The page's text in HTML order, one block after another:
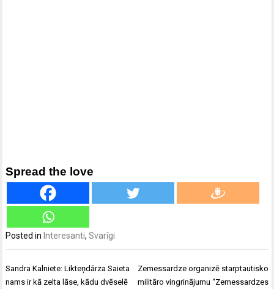
Spread the love
Posted in Interesanti,Svarīgi
Ziņu
izvēlne
Sandra Kalniete: Likteņdārza Saieta
nams ir kā zelta lāse, kādu dvēselē
Zemessardze organizē starptautisko
militāro vingrinājumu “Zemessardzes